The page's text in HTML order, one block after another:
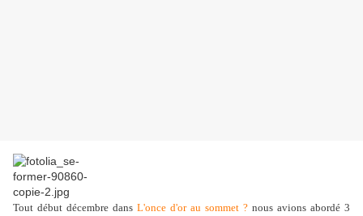
Tout début décembre dans L'once d'or au sommet ? nous avions abordé 3